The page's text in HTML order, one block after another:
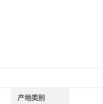
产地类别